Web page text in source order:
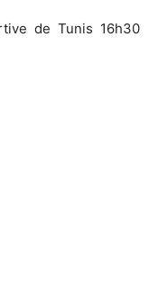
de Tunis 16h30